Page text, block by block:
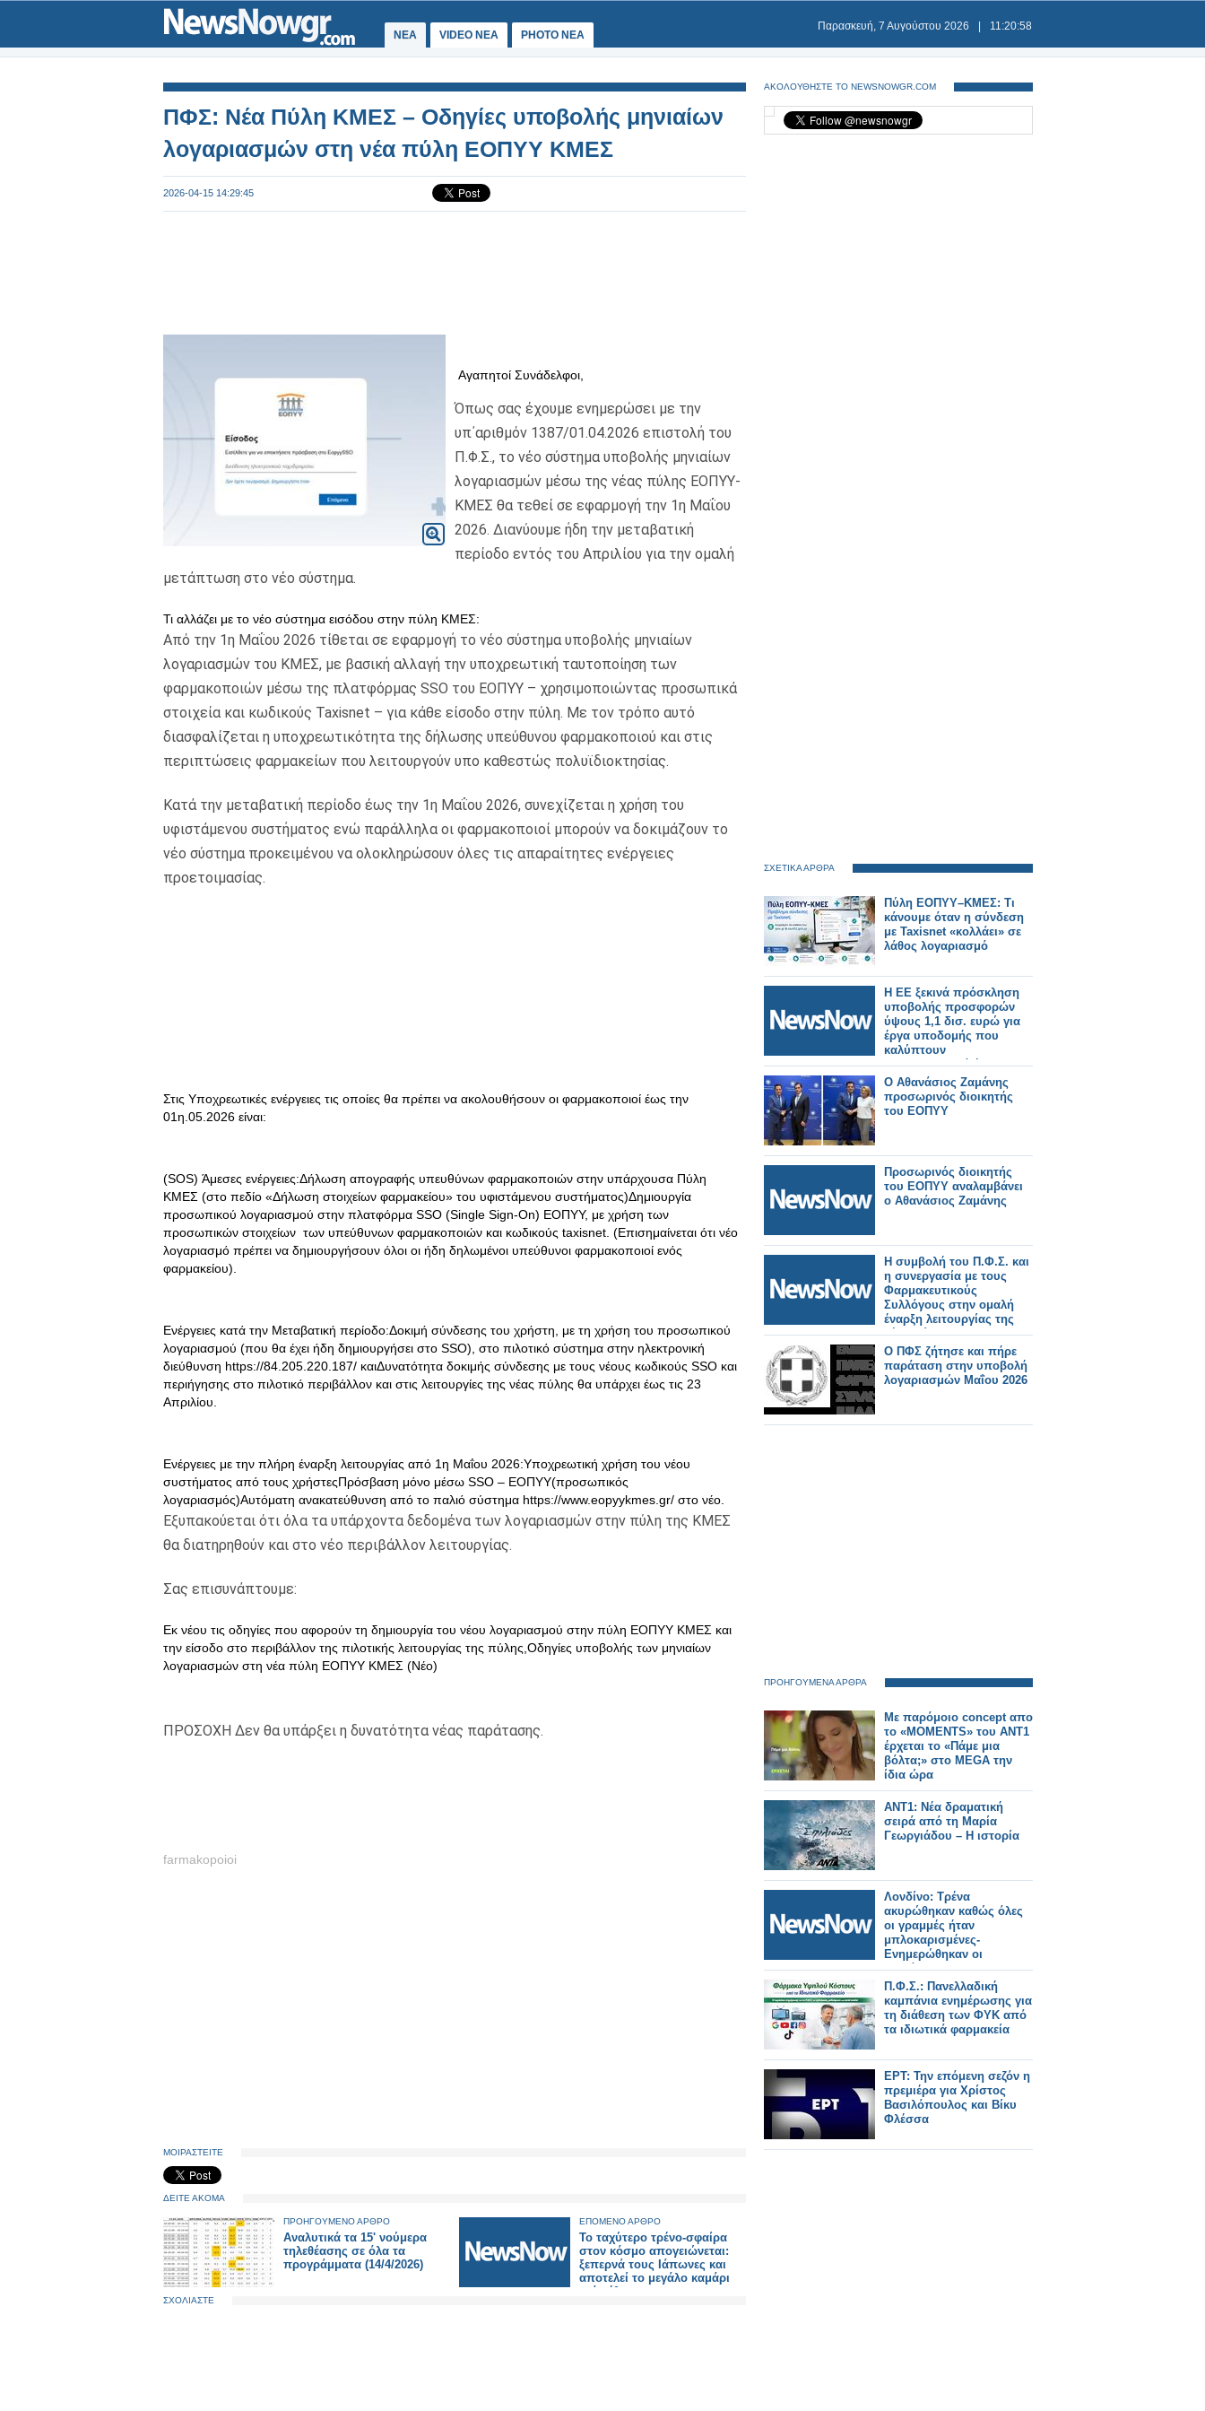
ΝΕΑ VIDEO NEA PHOTO NEA
Παρασκευή, 7 Αυγούστου 2026 11:20:59
ΠΦΣ: Νέα Πύλη ΚΜΕΣ – Οδηγίες υποβολής μηνιαίων
λογαριασμών στη νέα πύλη ΕΟΠΥΥ ΚΜΕΣ
2026-04-15 14:29:45
Αγαπητοί Συνάδελφοι,
Όπως σας έχουμε ενημερώσει με την
υπ΄αριθμόν 1387/01.04.2026 επιστολή του
Π.Φ.Σ., το νέο σύστημα υποβολής μηνιαίων
λογαριασμών μέσω της νέας πύλης ΕΟΠΥΥ-
ΚΜΕΣ θα τεθεί σε εφαρμογή την 1η Μαΐου
2026. Διανύουμε ήδη την μεταβατική
περίοδο εντός του Απριλίου για την ομαλή
μετάπτωση στο νέο σύστημα.
Τι αλλάζει με το νέο σύστημα εισόδου στην πύλη ΚΜΕΣ:
Από την 1η Μαΐου 2026 τίθεται σε εφαρμογή το νέο σύστημα υποβολής μηνιαίων
λογαριασμών του ΚΜΕΣ, με βασική αλλαγή την υποχρεωτική ταυτοποίηση των
φαρμακοποιών μέσω της πλατφόρμας SSO του ΕΟΠΥΥ – χρησιμοποιώντας προσωπικά
στοιχεία και κωδικούς Taxisnet – για κάθε είσοδο στην πύλη. Με τον τρόπο αυτό
διασφαλίζεται η υποχρεωτικότητα της δήλωσης υπεύθυνου φαρμακοποιού και στις
περιπτώσεις φαρμακείων που λειτουργούν υπο καθεστώς πολυϊδιοκτησίας.
Κατά την μεταβατική περίοδο έως την 1η Μαΐου 2026, συνεχίζεται η χρήση του
υφιστάμενου συστήματος ενώ παράλληλα οι φαρμακοποιοί μπορούν να δοκιμάζουν το
νέο σύστημα προκειμένου να ολοκληρώσουν όλες τις απαραίτητες ενέργειες
προετοιμασίας.
Στις Υποχρεωτικές ενέργειες τις οποίες θα πρέπει να ακολουθήσουν οι φαρμακοποιοί έως την
01η.05.2026 είναι:
(SOS) Άμεσες ενέργειες:Δήλωση απογραφής υπευθύνων φαρμακοποιών στην υπάρχουσα Πύλη
ΚΜΕΣ (στο πεδίο «Δήλωση στοιχείων φαρμακείου» του υφιστάμενου συστήματος)Δημιουργία
προσωπικού λογαριασμού στην πλατφόρμα SSO (Single Sign-On) ΕΟΠΥΥ, με χρήση των
προσωπικών στοιχείων των υπεύθυνων φαρμακοποιών και κωδικούς taxisnet. (Επισημαίνεται ότι νέο
λογαριασμό πρέπει να δημιουργήσουν όλοι οι ήδη δηλωμένοι υπεύθυνοι φαρμακοποιοί ενός
φαρμακείου).
Ενέργειες κατά την Μεταβατική περίοδο:Δοκιμή σύνδεσης του χρήστη, με τη χρήση του προσωπικού
λογαριασμού (που θα έχει ήδη δημιουργήσει στο SSO), στο πιλοτικό σύστημα στην ηλεκτρονική
διεύθυνση https://84.205.220.187/ καιΔυνατότητα δοκιμής σύνδεσης με τους νέους κωδικούς SSO και
περιήγησης στο πιλοτικό περιβάλλον και στις λειτουργίες της νέας πύλης θα υπάρχει έως τις 23
Απριλίου.
Ενέργειες με την πλήρη έναρξη λειτουργίας από 1η Μαΐου 2026:Υποχρεωτική χρήση του νέου
συστήματος από τους χρήστεςΠρόσβαση μόνο μέσω SSO – ΕΟΠΥΥ(προσωπικός
λογαριασμός)Αυτόματη ανακατεύθυνση από το παλιό σύστημα https://www.eopyykmes.gr/ στο νέο.
Εξυπακούεται ότι όλα τα υπάρχοντα δεδομένα των λογαριασμών στην πύλη της ΚΜΕΣ
θα διατηρηθούν και στο νέο περιβάλλον λειτουργίας.
Σας επισυνάπτουμε:
Εκ νέου τις οδηγίες που αφορούν τη δημιουργία του νέου λογαριασμού στην πύλη ΕΟΠΥΥ ΚΜΕΣ και
την είσοδο στο περιβάλλον της πιλοτικής λειτουργίας της πύλης,Οδηγίες υποβολής των μηνιαίων
λογαριασμών στη νέα πύλη ΕΟΠΥΥ ΚΜΕΣ (Νέο)
ΠΡΟΣΟΧΗ Δεν θα υπάρξει η δυνατότητα νέας παράτασης.
farmakopoioi
ΜΟΙΡΑΣΤΕΙΤΕ
ΔΕΙΤΕ ΑΚΟΜΑ
ΠΡΟΗΓΟΥΜΕΝΟ ΑΡΘΡΟ
Αναλυτικά τα 15' νούμερα
τηλεθέασης σε όλα τα
προγράμματα (14/4/2026)
ΕΠΟΜΕΝΟ ΑΡΘΡΟ
Το ταχύτερο τρένο-σφαίρα
στον κόσμο απογειώνεται:
ξεπερνά τους Ιάπωνες και
αποτελεί το μεγάλο καμάρι
ενός έθνους.
ΣΧΟΛΙΑΣΤΕ
ΑΚΟΛΟΥΘΗΣΤΕ ΤΟ NEWSNOWGR.COM
ΣΧΕΤΙΚΑ ΑΡΘΡΑ
Πύλη ΕΟΠΥΥ–ΚΜΕΣ: Τι
κάνουμε όταν η σύνδεση
με Taxisnet «κολλάει» σε
λάθος λογαριασμό
Η ΕΕ ξεκινά πρόσκληση
υποβολής προσφορών
ύψους 1,1 δισ. ευρώ για
έργα υποδομής που
καλύπτουν
σιδηροδρομικά έργα.
Ο Αθανάσιος Ζαμάνης
προσωρινός διοικητής
του ΕΟΠΥΥ
Προσωρινός διοικητής
του ΕΟΠΥΥ αναλαμβάνει
ο Αθανάσιος Ζαμάνης
Η συμβολή του Π.Φ.Σ. και
η συνεργασία με τους
Φαρμακευτικούς
Συλλόγους στην ομαλή
έναρξη λειτουργίας της
νέας πύλης ΚΜΕΣ
Ο ΠΦΣ ζήτησε και πήρε
παράταση στην υποβολή
λογαριασμών Μαΐου 2026
ΠΡΟΗΓΟΥΜΕΝΑ ΑΡΘΡΑ
Με παρόμοιο concept απο
το «MOMENTS» του ΑΝΤ1
έρχεται το «Πάμε μια
βόλτα;» στο MEGA την
ίδια ώρα
ANT1: Νέα δραματική
σειρά από τη Μαρία
Γεωργιάδου – Η ιστορία
Λονδίνο: Τρένα
ακυρώθηκαν καθώς όλες
οι γραμμές ήταν
μπλοκαρισμένες-
Ενημερώθηκαν οι
επιβάτες.
Π.Φ.Σ.: Πανελλαδική
καμπάνια ενημέρωσης για
τη διάθεση των ΦΥΚ από
τα ιδιωτικά φαρμακεία
ΕΡΤ: Την επόμενη σεζόν η
πρεμιέρα για Χρίστος
Βασιλόπουλος και Βίκυ
Φλέσσα